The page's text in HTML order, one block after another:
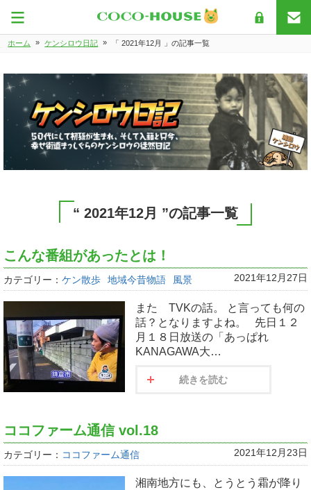
ホーム » ケンシロウ日記 » 「 2021年12月 」の記事一覧
“ 2021年12月 ”の記事一覧
こんな番組があったとは！
カテゴリー： ケン散歩 地域今昔物語 風景 2021年12月27日
また TVKの話。 と言っても何の
話？となりますよね。 先日１２
月１８日放送の「あっぱれ
KANAGAWA大…
続きを読む
ココファーム通信 vol.18
カテゴリー： ココファーム通信 2021年12月23日
湘南地方にも、とうとう霜が降り